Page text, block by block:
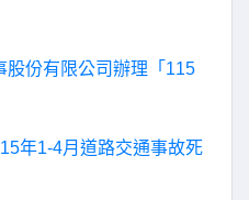
股份有限公司辦理「115
年1-4月道路交通事故死